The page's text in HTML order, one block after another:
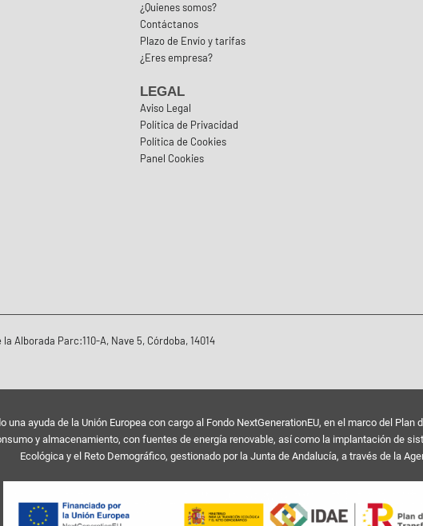
¿Quienes somos?
Contáctanos
Plazo de Envío y tarifas
¿Eres empresa?
LEGAL
Aviso Legal
Política de Privacidad
Política de Cookies
Panel Cookies
Alborada Parc:110-A, Nave 5, Córdoba, 14014
una ayuda de la Unión Europea con cargo al Fondo NextGenerationEU, en el marco del
y almacenamiento, con fuentes de energía renovable, así como la implantación de
Ecológica y el Reto Demográfico, gestionado por la Junta de Andalucía, a través de la